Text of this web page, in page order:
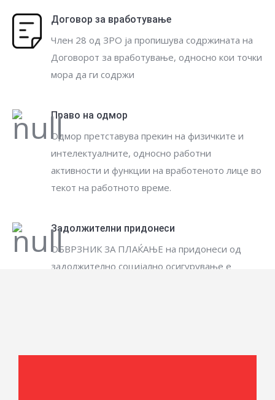
Договор за вработување
Член 28 од ЗРО ја пропишува содржината на
Договорот за вработување, односно кои точки
мора да ги содржи
Право на одмор
Одмор претставува прекин на физичките и
интелектуалните, односно работни
активности и функции на вработеното лице во
текот на работното време.
Задолжителни придонеси
ОБВРЗНИК ЗА ПЛАЌАЊЕ на придонеси од
задолжително социјално осигурување е